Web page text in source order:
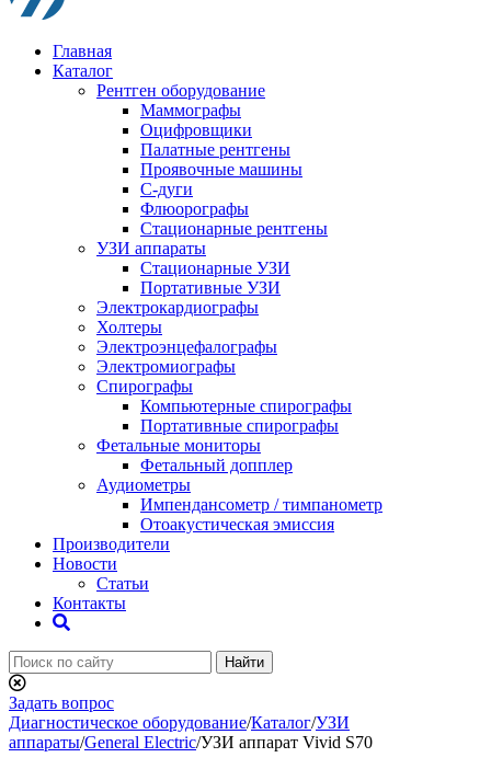
Главная
Каталог
Рентген оборудование
Маммографы
Оцифровщики
Палатные рентгены
Проявочные машины
С-дуги
Флюорографы
Стационарные рентгены
УЗИ аппараты
Стационарные УЗИ
Портативные УЗИ
Электрокардиографы
Холтеры
Электроэнцефалографы
Электромиографы
Спирографы
Компьютерные спирографы
Портативные спирографы
Фетальные мониторы
Фетальный допплер
Аудиометры
Импендансометр / тимпанометр
Отоакустическая эмиссия
Производители
Новости
Статьи
Контакты
Найти
Задать вопрос
Диагностическое оборудование/Каталог/УЗИ
аппараты/General Electric/УЗИ аппарат Vivid S70